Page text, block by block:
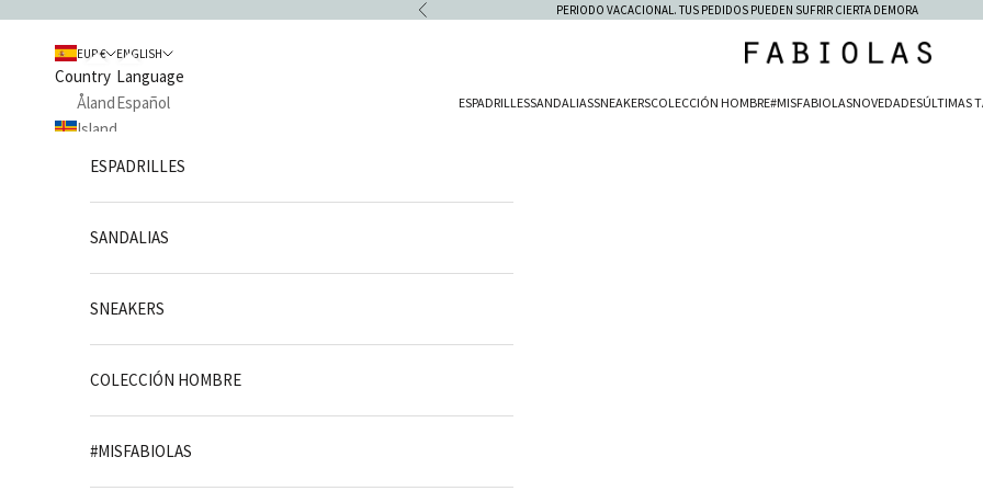
Previous PERIODO VACACIONAL. TUS PEDIDOS PUEDEN SUFRIR CIERTA DEMORA
EUR €
Country
Åland
Islands
(ARS $)
Armenia
(AMD դր.)
Austria
(EUR €)
ENGLISH
Language
Español
Fabiolas
ESPADRILLESSANDALIASSNEAKERSCOLECCIÓN HOMBRE#MISFABIOLASNOVEDADESÚLTIMAS
ESPADRILLES
SANDALIAS
SNEAKERS
COLECCIÓN HOMBRE
#MISFABIOLAS